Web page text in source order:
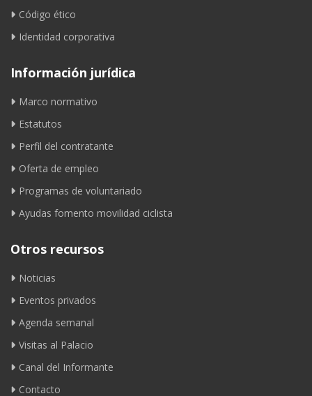
Código ético
Identidad corporativa
Información jurídica
Marco normativo
Estatutos
Perfil del contratante
Oferta de empleo
Programas de voluntariado
Ayudas fomento movilidad ciclista
Otros recursos
Noticias
Eventos privados
Agenda semanal
Visitas al Palacio
Canal del Informante
Contacto